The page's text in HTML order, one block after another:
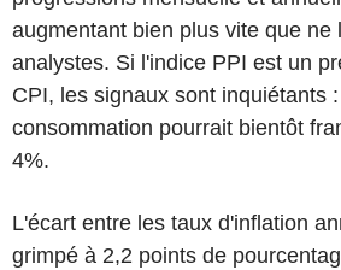
augmentant bien plus vite que ne
analystes. Si l'indice PPI est un
CPI, les signaux sont inquiétants
consommation pourrait bientôt
4%.
L'écart entre les taux d'inflation
grimpé à 2,2 points de